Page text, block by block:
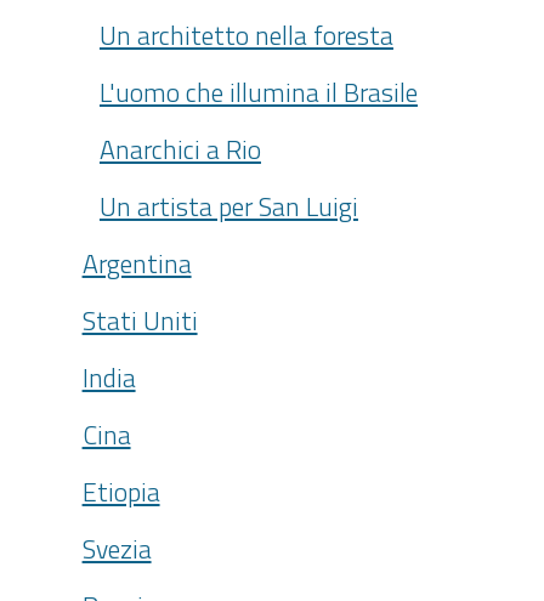
Un architetto nella foresta
L'uomo che illumina il Brasile
Anarchici a Rio
Un artista per San Luigi
Argentina
Stati Uniti
India
Cina
Etiopia
Svezia